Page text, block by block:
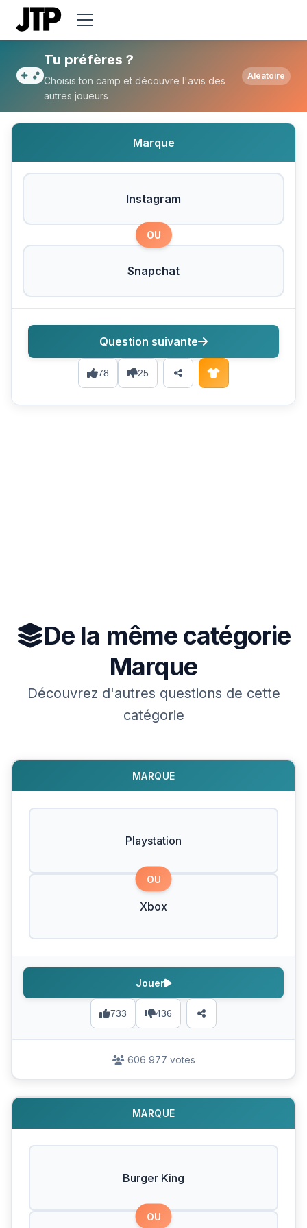
Tu préfères Instagram ou Snapchat ?
Tu préfères ?
Choisis ton camp et découvre l'avis des
autres joueurs
Aléatoire
Marque
Instagram
OU
Snapchat
78 25
Question suivante
De la même catégorie
Marque
Découvrez d'autres questions de cette
catégorie
MARQUE
Playstation
OU
Xbox
733 436
Jouer
606 977 votes
MARQUE
Burger King
OU